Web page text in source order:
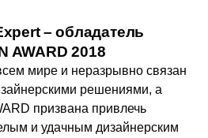
– обладатель
AWARD 2018
мире и неразрывно связан
решениями, а
призвана привлечь
и удачным дизайнерским